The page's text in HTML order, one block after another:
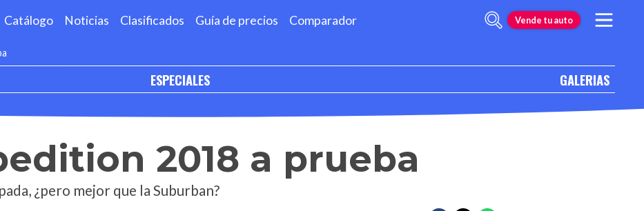
Catálogo Noticias Clasificados Guía de precios Comparador Vende tu auto
ESPECIALES GALERIAS
2018 a prueba
¿pero mejor que la Suburban?